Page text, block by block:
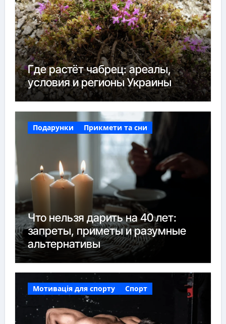
Где растёт чабрец: ареалы,
условия и регионы Украины
Подарунки Прикмети та сни
Что нельзя дарить на 40 лет:
запреты, приметы и разумные
альтернативы
Мотивація для спорту Спорт